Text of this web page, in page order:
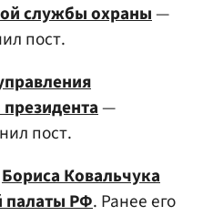
службы охраны—
пост.
—
пост.
Бориса Ковальчука
палаты РФ. Ранее его